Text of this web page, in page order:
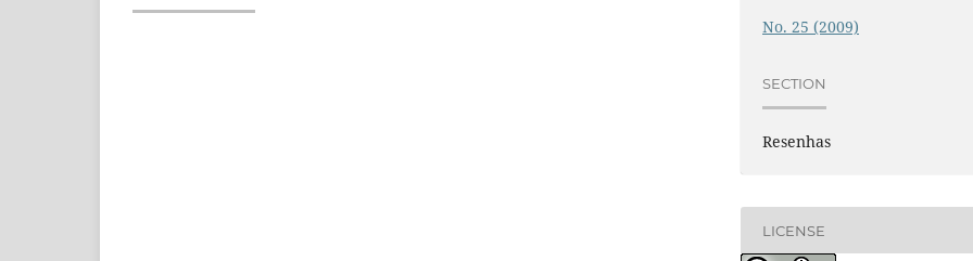
No. 25 (2009)
SECTION
Resenhas
LICENSE